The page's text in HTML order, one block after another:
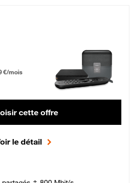
Fibre
mois puis 42,99 € par mois, Engagement 12 mois
€/mois
cette offre
le détail